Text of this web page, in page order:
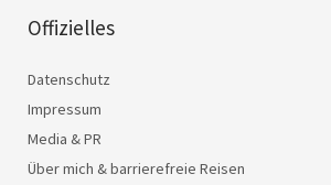
Offizielles
Datenschutz
Impressum
Media & PR
Über mich & barrierefreie Reisen